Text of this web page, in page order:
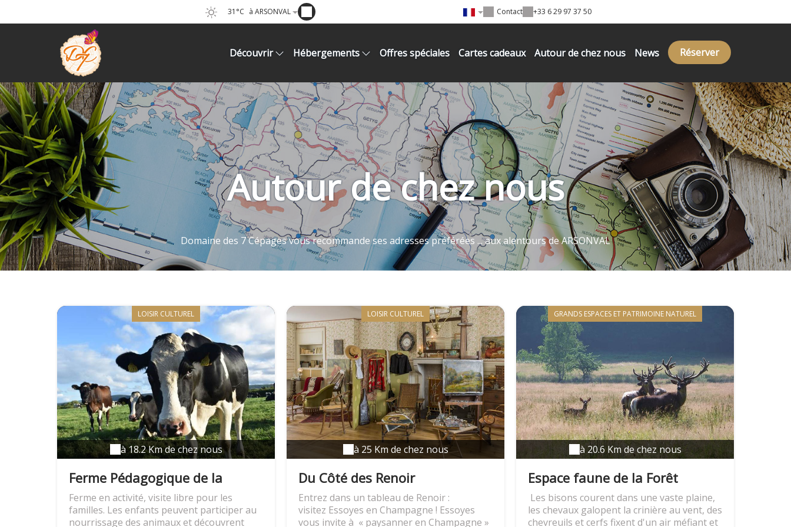
31°C à ARSONVAL Contact +33 6 29 97 37 50
Découvrir Hébergements Offres spéciales Cartes cadeaux Autour de chez nous News Réserver
Autour de chez nous
Domaine des 7 Cépages vous recommande ses adresses préférées ... aux alentours de ARSONVAL
LOISIR CULTUREL
à 18.2 Km de chez nous
Ferme Pédagogique de la
Marque
Ferme en activité, visite libre pour les
familles. Les enfants peuvent participer au
nourrissage des animaux et découvrent
LOISIR CULTUREL
à 25 Km de chez nous
Du Côté des Renoir
Entrez dans un tableau de Renoir :
visitez Essoyes en Champagne ! Essoyes
vous invite à « paysanner en Champagne »
GRANDS ESPACES ET PATRIMOINE NATUREL
à 20.6 Km de chez nous
Espace faune de la Forêt
d'orient - Parc animalier
Les bisons courent dans une vaste plaine,
les chevaux galopent la crinière au vent, des
chevreuils et cerfs fixent d'un air méfiant et